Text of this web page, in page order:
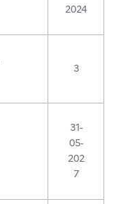
2024
3
31-
05-
202
7